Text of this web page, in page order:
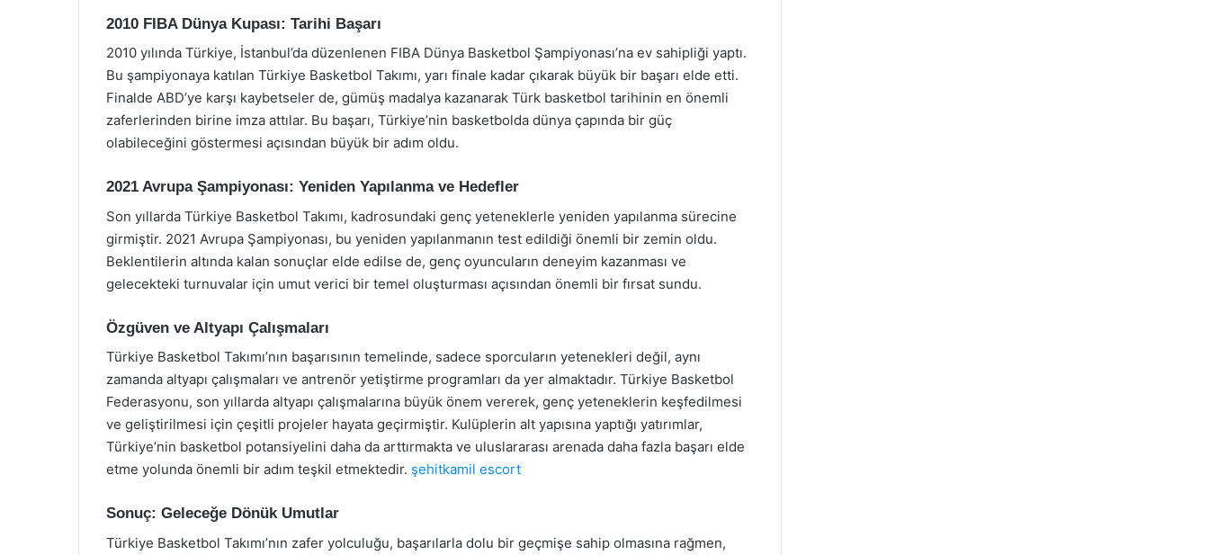
2010 FIBA Dünya Kupası: Tarihi Başarı
2010 yılında Türkiye, İstanbul’da düzenlenen FIBA Dünya Basketbol Şampiyonası’na ev sahipliği yaptı.
Bu şampiyonaya katılan Türkiye Basketbol Takımı, yarı finale kadar çıkarak büyük bir başarı elde etti.
Finalde ABD’ye karşı kaybetseler de, gümüş madalya kazanarak Türk basketbol tarihinin en önemli
zaferlerinden birine imza attılar. Bu başarı, Türkiye’nin basketbolda dünya çapında bir güç
olabileceğini göstermesi açısından büyük bir adım oldu.
2021 Avrupa Şampiyonası: Yeniden Yapılanma ve Hedefler
Son yıllarda Türkiye Basketbol Takımı, kadrosundaki genç yeteneklerle yeniden yapılanma sürecine
girmiştir. 2021 Avrupa Şampiyonası, bu yeniden yapılanmanın test edildiği önemli bir zemin oldu.
Beklentilerin altında kalan sonuçlar elde edilse de, genç oyuncuların deneyim kazanması ve
gelecekteki turnuvalar için umut verici bir temel oluşturması açısından önemli bir fırsat sundu.
Özgüven ve Altyapı Çalışmaları
Türkiye Basketbol Takımı’nın başarısının temelinde, sadece sporcuların yetenekleri değil, aynı
zamanda altyapı çalışmaları ve antrenör yetiştirme programları da yer almaktadır. Türkiye Basketbol
Federasyonu, son yıllarda altyapı çalışmalarına büyük önem vererek, genç yeteneklerin keşfedilmesi
ve geliştirilmesi için çeşitli projeler hayata geçirmiştir. Kulüplerin alt yapısına yaptığı yatırımlar,
Türkiye’nin basketbol potansiyelini daha da arttırmakta ve uluslararası arenada daha fazla başarı elde
etme yolunda önemli bir adım teşkil etmektedir. şehitkamil escort
Sonuç: Geleceğe Dönük Umutlar
Türkiye Basketbol Takımı’nın zafer yolculuğu, başarılarla dolu bir geçmişe sahip olmasına rağmen,